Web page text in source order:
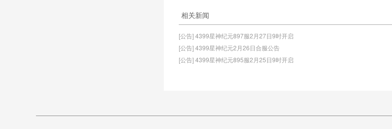
相关新闻
[公告] 4399星神纪元897服2月27日9时开启
[公告] 4399星神纪元2月26日合服公告
[公告] 4399星神纪元895服2月25日9时开启